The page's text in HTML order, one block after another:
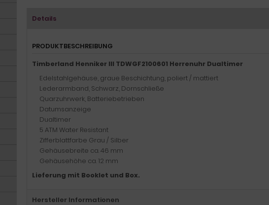
Details
PRODUKTBESCHREIBUNG
Timberland Henniker III TDWGF2100601 Herrenuhr Dualtimer
Edelstahlgehäuse, graue Beschichtung, poliert / mattiert
Lederarmband, Schwarz, Dornschließe
Quarzuhrwerk, Batteriebetrieben
Datumsanzeige
Dualtimer
5 ATM Water Resistant
Zifferblattfarbe Grau / Silber
Gehäusebreite ca. 46 mm
Gehäusehöhe ca. 12 mm
Lieferung mit Booklet und Box.
Hersteller Informationen